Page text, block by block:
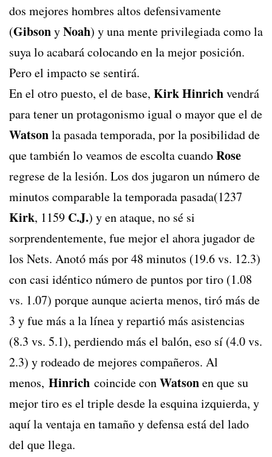
dos mejores hombres altos defensivamente
(GibsonyNoah) y una mente privilegiada como la
suya lo acabará colocando en la mejor posición.
Pero el impacto se sentirá.
En el otro puesto, el de base, Kirk Hinrichvendrá
para tener un protagonismo igual o mayor que el de
Watsonla pasada temporada, por la posibilidad de
que también lo veamos de escolta cuandoRose
regrese de la lesión. Los dos jugaron un número de
minutos comparable la temporada pasada(1237
Kirk, 1159 C.J.) y en ataque, no sé si
sorprendentemente, fue mejor el ahora jugador de
los Nets. Anotó más por 48 minutos (19.6 vs. 12.3)
con casi idéntico número de puntos por tiro (1.08
vs. 1.07) porque aunque acierta menos, tiró más de
3 y fue más a la línea y repartió más asistencias
(8.3 vs. 5.1), perdiendo más el balón, eso sí (4.0 vs.
2.3) y rodeado de mejores compañeros. Al
menos, Hinrich coincide conWatsonen que su
mejor tiro es el triple desde la esquina izquierda, y
aquí la ventaja en tamaño y defensa está del lado
del que llega.